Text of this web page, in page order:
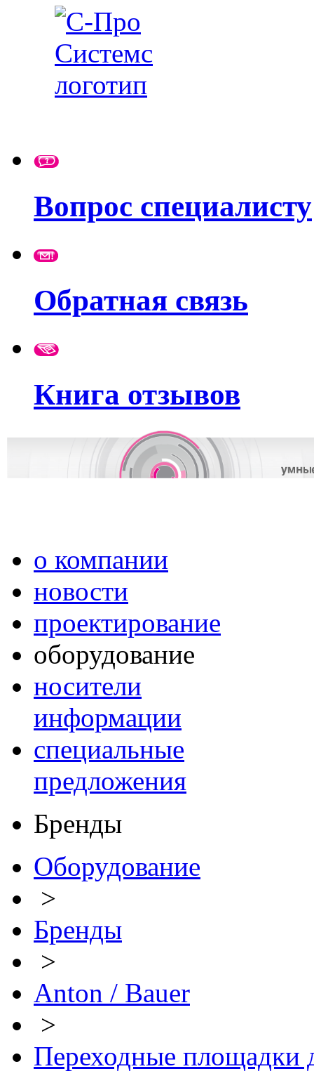
Вопрос специалисту
Обратная связь
Книга отзывов
о компании
новости
проектирование
оборудование
носители
информации
специальные
предложения
Бренды
Оборудование
>
Бренды
>
Anton / Bauer
>
Переходные площадки